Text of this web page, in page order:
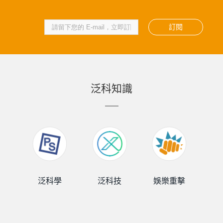
訂閱
泛科知識
泛科學 泛科技 娛樂重擊